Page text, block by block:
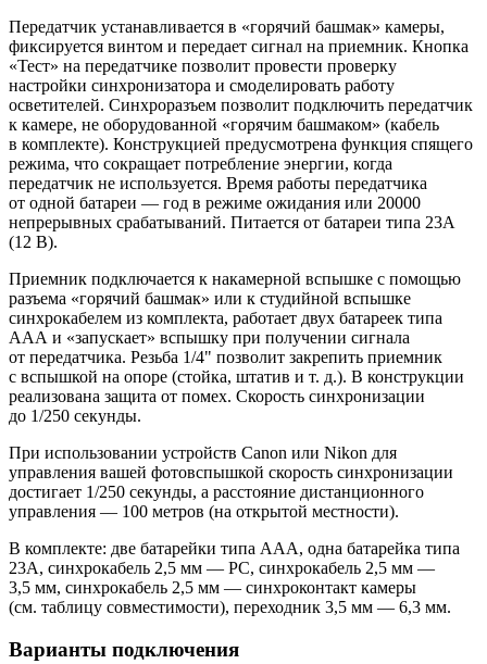
Передатчик устанавливается в «горячий башмак» камеры,
фиксируется винтом и передает сигнал на приемник. Кнопка
«Тест» на передатчике позволит провести проверку
настройки синхронизатора и смоделировать работу
осветителей. Синхроразъем позволит подключить передатчик
к камере, не оборудованной «горячим башмаком» (кабель
в комплекте). Конструкцией предусмотрена функция спящего
режима, что сокращает потребление энергии, когда
передатчик не используется. Время работы передатчика
от одной батареи — год в режиме ожидания или 20000
непрерывных срабатываний. Питается от батареи типа 23А
(12 В).
Приемник подключается к накамерной вспышке с помощью
разъема «горячий башмак» или к студийной вспышке
синхрокабелем из комплекта, работает двух батареек типа
ААА и «запускает» вспышку при получении сигнала
от передатчика. Резьба 1/4" позволит закрепить приемник
с вспышкой на опоре (стойка, штатив и т. д.). В конструкции
реализована защита от помех. Скорость синхронизации
до 1/250 секунды.
При использовании устройств Canon или Nikon для
управления вашей фотовспышкой скорость синхронизации
достигает 1/250 секунды, а расстояние дистанционного
управления — 100 метров (на открытой местности).
В комплекте: две батарейки типа ААА, одна батарейка типа
23А, синхрокабель 2,5 мм — PC, синхрокабель 2,5 мм —
3,5 мм, синхрокабель 2,5 мм — синхроконтакт камеры
(см. таблицу совместимости), переходник 3,5 мм — 6,3 мм.
Варианты подключения